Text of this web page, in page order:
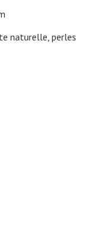
naturelle, perles